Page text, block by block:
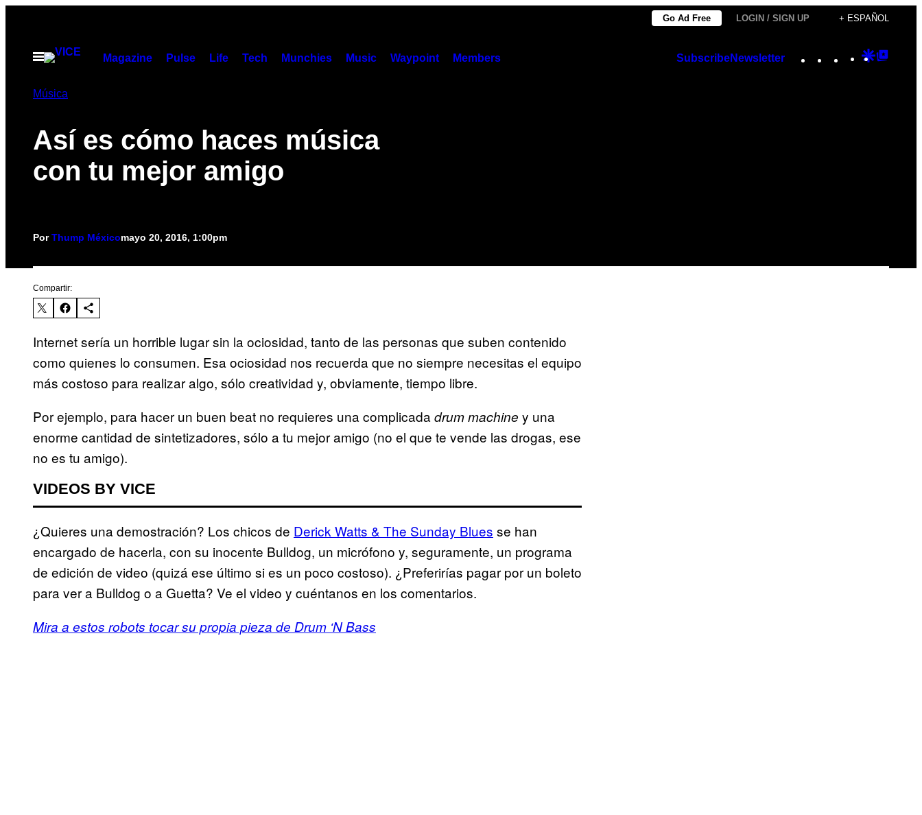
contenido
Go Ad Free LOGIN / SIGN UP + ESPAÑOL
Abrir
Magazine Pulse Life Tech Munchies Music Waypoint Members SubscribeNewsletter Instagram
TikTok
YouTube
Google
Música
Así es cómo haces música
con tu mejor amigo
PorThump Méxicomayo 20, 2016, 1:00pm
Compartir:
Internet sería un horrible lugar sin la ociosidad, tanto de las personas que suben contenido
como quienes lo consumen. Esa ociosidad nos recuerda que no siempre necesitas el equipo
más costoso para realizar algo, sólo creatividad y, obviamente, tiempo libre.
Por ejemplo, para hacer un buen beat no requieres una complicada drum machine y una
enorme cantidad de sintetizadores, sólo a tu mejor amigo (no el que te vende las drogas, ese
no es tu amigo).
VIDEOS BY VICE
¿Quieres una demostración? Los chicos de Derick Watts & The Sunday Blues se han
encargado de hacerla, con su inocente Bulldog, un micrófono y, seguramente, un programa
de edición de video (quizá ese último si es un poco costoso). ¿Preferirías pagar por un boleto
para ver a Bulldog o a Guetta? Ve el video y cuéntanos en los comentarios.
Mira a estos robots tocar su propia pieza de Drum ‘N Bass